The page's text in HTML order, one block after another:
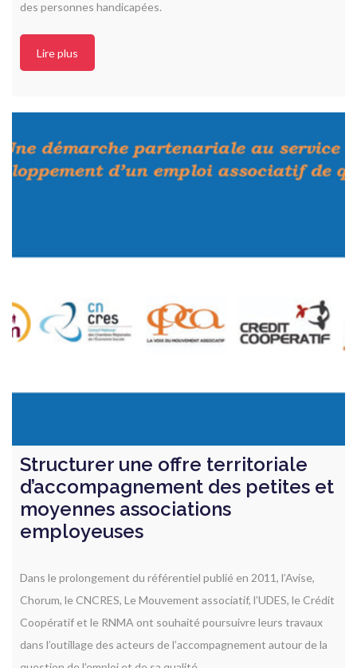
des personnes handicapées.
Lire plus
Structurer une offre territoriale
d’accompagnement des petites et
moyennes associations
employeuses
Dans le prolongement du référentiel publié en 2011, l’Avise,
Chorum, le CNCRES, Le Mouvement associatif, l’UDES, le Crédit
Coopératif et le RNMA ont souhaité poursuivre leurs travaux
dans l’outillage des acteurs de l’accompagnement autour de la